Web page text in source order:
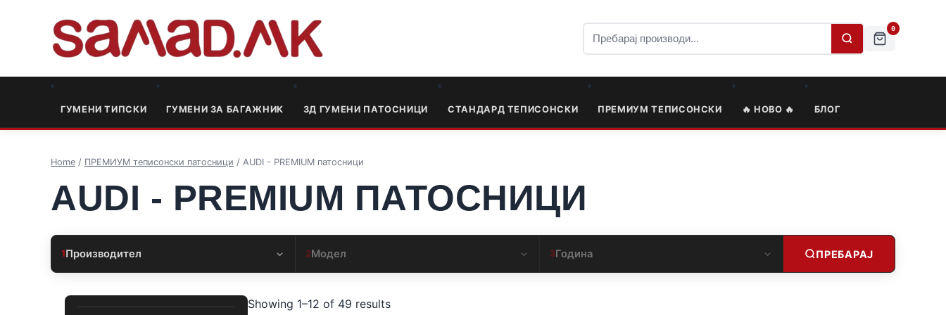
0
ГУМЕНИ ТИПСКИ ГУМЕНИ ЗА БАГАЖНИК 3Д ГУМЕНИ ПАТОСНИЦИ СТАНДАРД ТЕПИСОНСКИ ПРЕМИУМ ТЕПИСОНСКИ 🔥 НОВО 🔥 БЛОГ
Home / ПРЕМИУМ теписонски патосници / AUDI - PREMIUM патосници
AUDI - PREMIUM ПАТОСНИЦИ
1Производител 2Модел 3Година ПРЕБАРАЈ
Showing 1–12 of 49 results